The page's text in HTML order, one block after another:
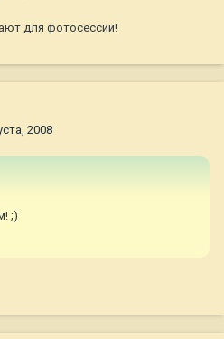
для фотосессии!
2008
;)